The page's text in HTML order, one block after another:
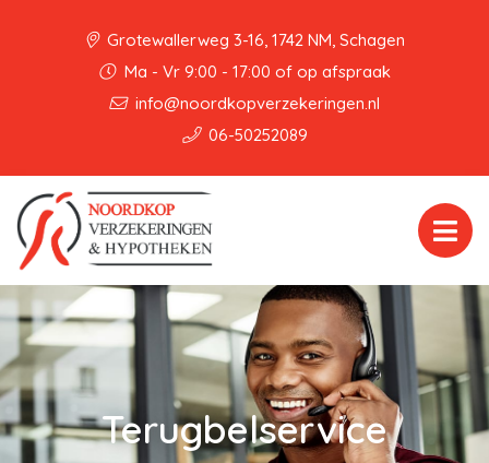
Grotewallerweg 3-16, 1742 NM, Schagen
Ma - Vr 9:00 - 17:00 of op afspraak
info@noordkopverzekeringen.nl
06-50252089
Terugbelservice